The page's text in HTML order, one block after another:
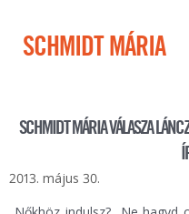
SCHMIDT MÁRIA
SCHMIDT MÁRIA VÁLASZA
2013. május 30.